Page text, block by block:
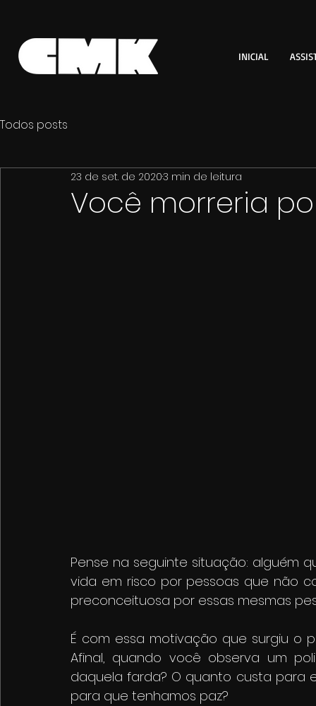
INICIAL
Todos posts
Você morreria
23 de set. de 20203 min de leitura
Pense na seguinte situação: alguém
vida em risco por pessoas que não
preconceituosa por essas mesmas
É com essa motivação que surgiu o
Afinal, quando você observa um
daquela farda? O quanto custa para
para que tenhamos paz?